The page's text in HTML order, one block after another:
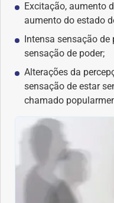
Problemas de circulação
Problemas Hormonais
Problemas Neurológicos
Saúde da criança e
Saúde do homem
Saúde do idoso
Excitação, aumento
aumento do estado
Intensa sensação
sensação de poder;
Alterações da
sensação de estar
chamado